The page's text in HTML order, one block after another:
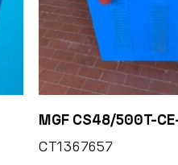
MGF CS48/500T-
CT1367657